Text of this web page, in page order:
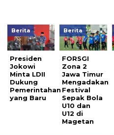
Berita
Presiden
Jokowi
Minta LDII
Dukung
Pemerintahan
yang Baru
Berita
FORSGI
Zona 2
Jawa Timur
Mengadakan
Festival
Sepak Bola
U10 dan
U12 di
Magetan